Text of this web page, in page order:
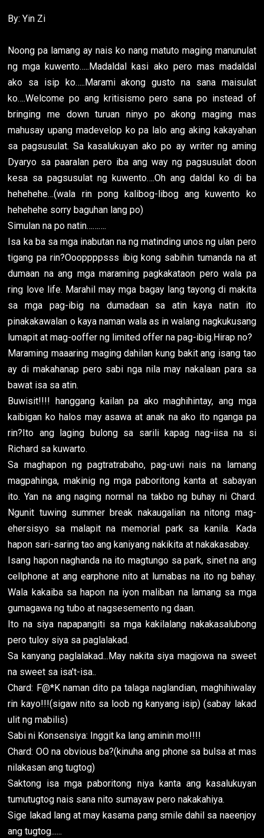
By: Yin Zi
Noong pa lamang ay nais ko nang matuto maging manunulat
ng mga kuwento…..Madaldal kasi ako pero mas madaldal
ako sa isip ko…..Marami akong gusto na sana maisulat
ko….Welcome po ang kritisismo pero sana po instead of
bringing me down turuan ninyo po akong maging mas
mahusay upang madevelop ko pa lalo ang aking kakayahan
sa pagsusulat. Sa kasalukuyan ako po ay writer ng aming
Dyaryo sa paaralan pero iba ang way ng pagsusulat doon
kesa sa pagsusulat ng kuwento….Oh ang daldal ko di ba
hehehehe…(wala rin pong kalibog-libog ang kuwento ko
hehehehe sorry baguhan lang po)
Simulan na po natin……….
Isa ka ba sa mga inabutan na ng matinding unos ng ulan pero
tigang pa rin?Oooppppsss ibig kong sabihin tumanda na at
dumaan na ang mga maraming pagkakataon pero wala pa
ring love life. Marahil may mga bagay lang tayong di makita
sa mga pag-ibig na dumadaan sa atin kaya natin ito
pinakakawalan o kaya naman wala as in walang nagkukusang
lumapit at mag-ooffer ng limited offer na pag-ibig.Hirap no?
Maraming maaaring maging dahilan kung bakit ang isang tao
ay di makahanap pero sabi nga nila may nakalaan para sa
bawat isa sa atin.
Buwisit!!!! hanggang kailan pa ako maghihintay, ang mga
kaibigan ko halos may asawa at anak na ako ito nganga pa
rin?Ito ang laging bulong sa sarili kapag nag-iisa na si
Richard sa kuwarto.
Sa maghapon ng pagtratrabaho, pag-uwi nais na lamang
magpahinga, makinig ng mga paboritong kanta at sabayan
ito. Yan na ang naging normal na takbo ng buhay ni Chard.
Ngunit tuwing summer break nakaugalian na nitong mag-
ehersisyo sa malapit na memorial park sa kanila. Kada
hapon sari-saring tao ang kaniyang nakikita at nakakasabay.
Isang hapon naghanda na ito magtungo sa park, sinet na ang
cellphone at ang earphone nito at lumabas na ito ng bahay.
Wala kakaiba sa hapon na iyon maliban na lamang sa mga
gumagawa ng tubo at nagsesemento ng daan.
Ito na siya napapangiti sa mga kakilalang nakakasalubong
pero tuloy siya sa paglalakad.
Sa kanyang paglalakad...May nakita siya magjowa na sweet
na sweet sa isa't-isa..
Chard: F@*K naman dito pa talaga naglandian, maghihiwalay
rin kayo!!!(sigaw nito sa loob ng kanyang isip) (sabay lakad
ulit ng mabilis)
Sabi ni Konsensiya: Inggit ka lang aminin mo!!!!
Chard: OO na obvious ba?(kinuha ang phone sa bulsa at mas
nilakasan ang tugtog)
Saktong isa mga paboritong niya kanta ang kasalukuyan
tumutugtog nais sana nito sumayaw pero nakakahiya.
Sige lakad lang at may kasama pang smile dahil sa naeenjoy
ang tugtog......